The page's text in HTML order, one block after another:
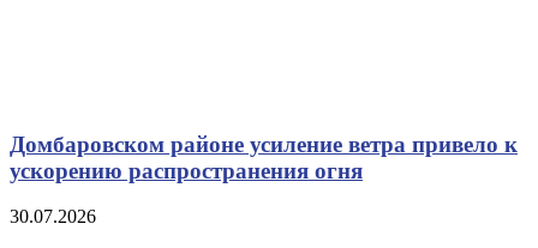
Домбаровском районе усиление ветра привело к
ускорению распространения огня
30.07.2026